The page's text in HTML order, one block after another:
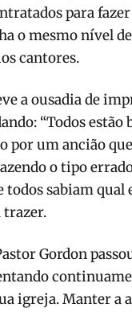
para
o mesmo nível
cantores.
a ousadia de
“Todos estão
por um ancião
o tipo
todos sabiam qual
trazer.
Gordon
igreja. Manter a